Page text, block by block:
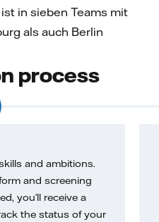
in sieben Teams mit
als auch Berlin
process
and ambitions.
and screening
you’ll receive a
the status of your